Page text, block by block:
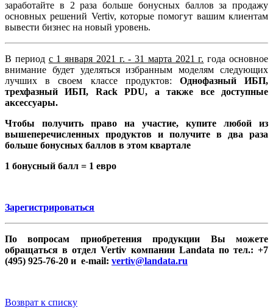
заработайте в 2 раза больше бонусных баллов за продажу
основных решений Vertiv, которые помогут вашим клиентам
вывести бизнес на новый уровень.
В период с 1 января 2021 г. - 31 марта 2021 г. года основное
внимание будет уделяться избранным моделям следующих
лучших в своем классе продуктов: Однофазный ИБП,
трехфазный ИБП, Rack PDU, а также все доступные
аксессуары.
Чтобы получить право на участие, купите любой из
вышеперечисленных продуктов и получите в два раза
больше бонусных баллов в этом квартале
1 бонусный балл = 1 евро
Зарегистрироваться
По вопросам приобретения продукции Вы можете
обращаться в отдел Vertiv компании Landata по тел.: +7
(495) 925-76-20 и e-mail: vertiv@landata.ru
Возврат к списку